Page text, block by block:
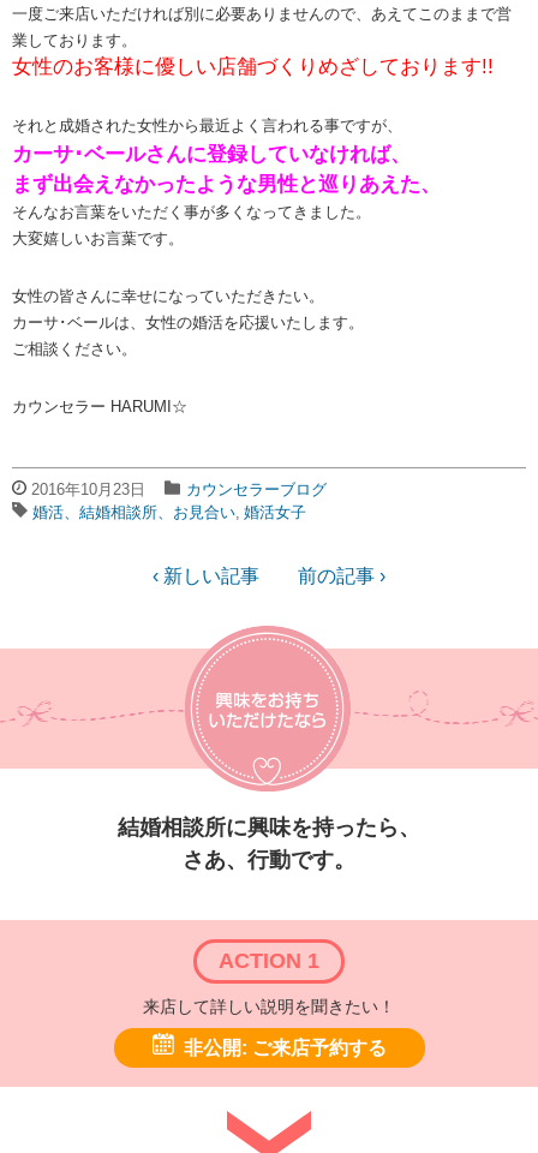
一度ご来店いただければ別に必要ありませんので、あえてこのままで営
業しております。
女性のお客様に優しい店舗づくりめざしております!!
それと成婚された女性から最近よく言われる事ですが、
カーサ･ベールさんに登録していなければ、
まず出会えなかったような男性と巡りあえた、
そんなお言葉をいただく事が多くなってきました。
大変嬉しいお言葉です。
女性の皆さんに幸せになっていただきたい。
カーサ･ベールは、女性の婚活を応援いたします。
ご相談ください。
カウンセラー HARUMI☆
2016年10月23日
カウンセラーブログ
婚活、結婚相談所、お見合い 婚活女子
‹ 新しい記事 前の記事 ›
結婚相談所に興味を持ったら、
さあ、行動です。
ACTION 1
来店して詳しい説明を聞きたい！
非公開: ご来店予約する